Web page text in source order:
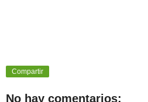
Compartir
No hay comentarios: